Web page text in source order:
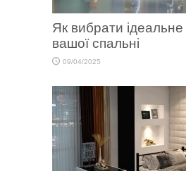
Як вибрати ідеальне
вашої спальні
09/04/2025